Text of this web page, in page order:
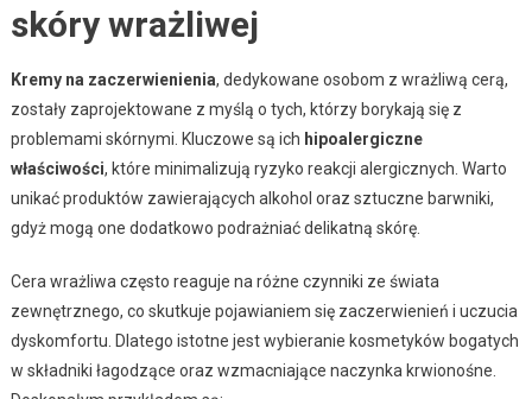
skóry wrażliwej
Kremy na zaczerwienienia, dedykowane osobom z wrażliwą cerą,
zostały zaprojektowane z myślą o tych, którzy borykają się z
problemami skórnymi. Kluczowe są ich hipoalergiczne
właściwości, które minimalizują ryzyko reakcji alergicznych. Warto
unikać produktów zawierających alkohol oraz sztuczne barwniki,
gdyż mogą one dodatkowo podrażniać delikatną skórę.
Cera wrażliwa często reaguje na różne czynniki ze świata
zewnętrznego, co skutkuje pojawianiem się zaczerwienień i uczucia
dyskomfortu. Dlatego istotne jest wybieranie kosmetyków bogatych
w składniki łagodzące oraz wzmacniające naczynka krwionośne.